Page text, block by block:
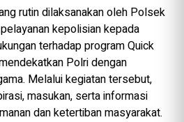
rutin dilaksanakan oleh Polsek
kepolisian kepada
terhadap program Quick
Polri dengan
Melalui kegiatan tersebut,
masukan, serta informasi
dan ketertiban masyarakat.